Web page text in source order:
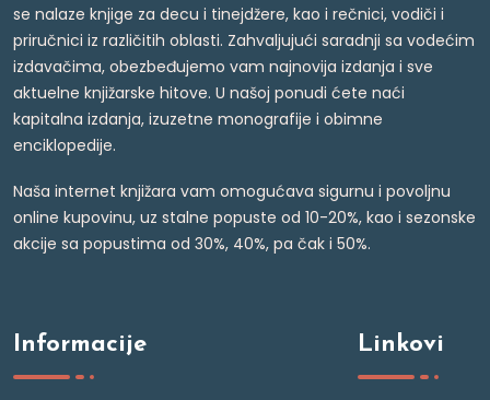
se nalaze knjige za decu i tinejdžere, kao i rečnici, vodiči i
priručnici iz različitih oblasti. Zahvaljujući saradnji sa vodećim
izdavačima, obezbeđujemo vam najnovija izdanja i sve
aktuelne knjižarske hitove. U našoj ponudi ćete naći
kapitalna izdanja, izuzetne monografije i obimne
enciklopedije.
Naša internet knjižara vam omogućava sigurnu i povoljnu
online kupovinu, uz stalne popuste od 10-20%, kao i sezonske
akcije sa popustima od 30%, 40%, pa čak i 50%.
Informacije Linkovi